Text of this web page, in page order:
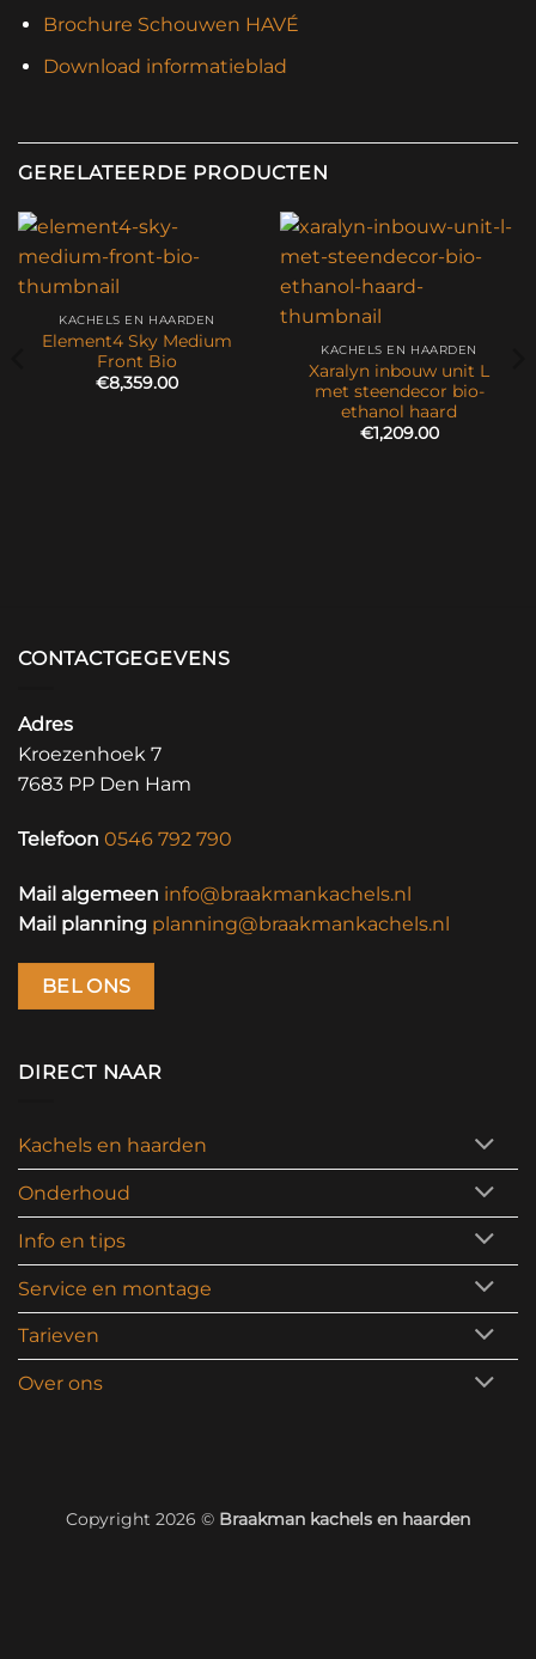
Brochure Schouwen HAVÉ
Download informatieblad
GERELATEERDE PRODUCTEN
KACHELS EN HAARDEN
Element4 Sky Medium
Front Bio
€8,359.00
KACHELS EN HAARDEN
Xaralyn inbouw unit L
met steendecor bio-
ethanol haard
€1,209.00
CONTACTGEGEVENS
Adres
Kroezenhoek 7
7683 PP Den Ham
Telefoon 0546 792 790
Mail algemeen info@braakmankachels.nl
Mail planning planning@braakmankachels.nl
BEL ONS
DIRECT NAAR
Kachels en haarden
Onderhoud
Info en tips
Service en montage
Tarieven
Over ons
Copyright 2026 © Braakman kachels en haarden